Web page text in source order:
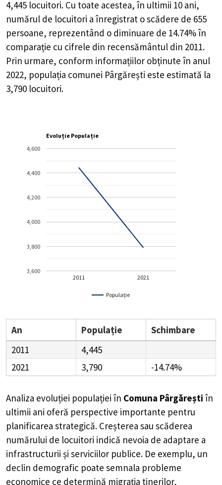
4,445 locuitori. Cu toate acestea, în ultimii 10 ani,
numărul de locuitori a înregistrat oscădere de 655
persoane, reprezentând o diminuare de 14.74%în
comparație cu cifrele din recensământul din 2011.
Prin urmare, conform informațiilor obținute în anul
2022, populația comunei Pârgărești este estimată la
3,790 locuitori.
Evoluție Populație
Populație
2011 2021
3,600
3,800
4,000
4,200
4,400
4,600
An Populație
Schimbare
2011
4,445
2021
3,790 -14.74%
Analiza evoluției populației în Comuna Pârgărești în
ultimii ani oferă perspective importante pentru
planificarea strategică. Creșterea sau scăderea
numărului de locuitori indică nevoia de adaptare a
infrastructurii și serviciilor publice. De exemplu, un
declin demografic poate semnala probleme
economice ce determină migrația tinerilor,